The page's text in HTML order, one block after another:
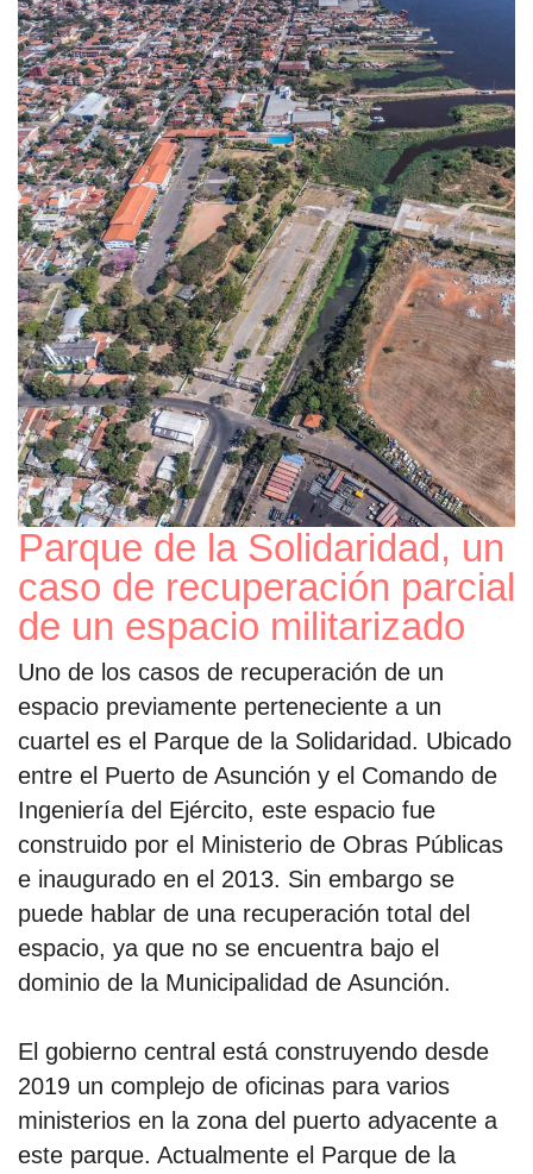
Parque de la Solidaridad, un
caso de recuperación parcial
de un espacio militarizado
Uno de los casos de recuperación de un
espacio previamente perteneciente a un
cuartel es el Parque de la Solidaridad. Ubicado
entre el Puerto de Asunción y el Comando de
Ingeniería del Ejército, este espacio fue
construido por el Ministerio de Obras Públicas
e inaugurado en el 2013. Sin embargo se
puede hablar de una recuperación total del
espacio, ya que no se encuentra bajo el
dominio de la Municipalidad de Asunción.
El gobierno central está construyendo desde
2019 un complejo de oficinas para varios
ministerios en la zona del puerto adyacente a
este parque. Actualmente el Parque de la